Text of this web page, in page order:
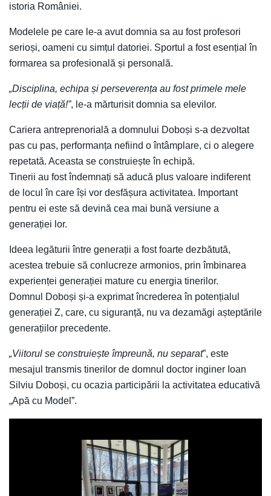
istoria României.
Modelele pe care le-a avut domnia sa au fost profesori
serioși, oameni cu simțul datoriei. Sportul a fost esențial în
formarea sa profesională și personală.
„Disciplina, echipa și perseverența au fost primele mele
lecții de viață!”, le-a mărturisit domnia sa elevilor.
Cariera antreprenorială a domnului Doboși s-a dezvoltat
pas cu pas, performanța nefiind o întâmplare, ci o alegere
repetată. Aceasta se construiește în echipă.
Tinerii au fost îndemnați să aducă plus valoare indiferent
de locul în care își vor desfășura activitatea. Important
pentru ei este să devină cea mai bună versiune a
generației lor.
Ideea legăturii între generații a fost foarte dezbătută,
acestea trebuie să conlucreze armonios, prin îmbinarea
experienței generației mature cu energia tinerilor.
Domnul Doboși și-a exprimat încrederea în potențialul
generației Z, care, cu siguranță, nu va dezamăgi așteptările
generațiilor precedente.
„Viitorul se construiește împreună, nu separat”, este
mesajul transmis tinerilor de domnul doctor inginer Ioan
Silviu Doboși, cu ocazia participării la activitatea educativă
„Apă cu Model”.